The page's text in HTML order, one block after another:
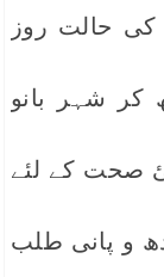
کی حالت روز
کر شہر بانو
صحت کے لئے
و پانی طلب